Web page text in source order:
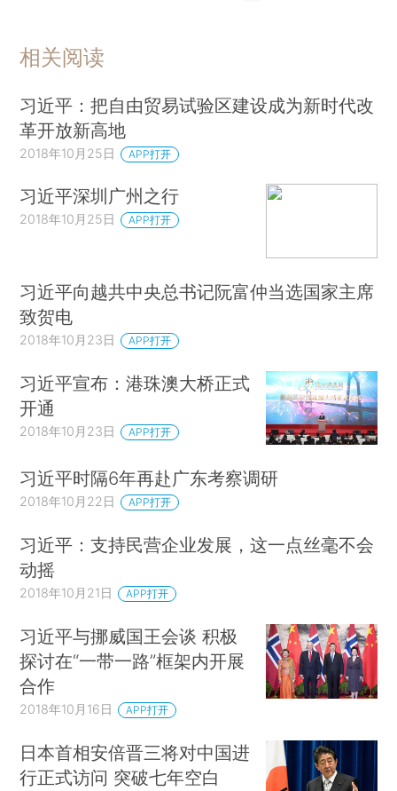
相关阅读
习近平：把自由贸易试验区建设成为新时代改
革开放新高地
2018年10月25日 APP打开
习近平深圳广州之行
2018年10月25日 APP打开
习近平向越共中央总书记阮富仲当选国家主席
致贺电
2018年10月23日 APP打开
习近平宣布：港珠澳大桥正式
开通
2018年10月23日 APP打开
习近平时隔6年再赴广东考察调研
2018年10月22日 APP打开
习近平：支持民营企业发展，这一点丝毫不会
动摇
2018年10月21日 APP打开
习近平与挪威国王会谈 积极
探讨在“一带一路”框架内开展
合作
2018年10月16日 APP打开
日本首相安倍晋三将对中国进
行正式访问 突破七年空白